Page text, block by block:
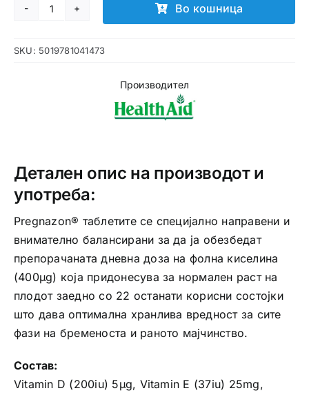
PREGNAZON
количина
Во кошница
SKU: 5019781041473
Производител
Детален опис на производот и
употреба:
Pregnazon® таблетите се специјално направени и
внимателно балансирани за да ја обезбедат
препорачаната дневна доза на фолна киселина
(400μg) која придонесува за нормален раст на
плодот заедно со 22 останати корисни состојки
што дава оптимална хранлива вредност за сите
фази на бременоста и раното мајчинство.
Состав:
Vitamin D (200iu) 5μg, Vitamin E (37iu) 25mg,